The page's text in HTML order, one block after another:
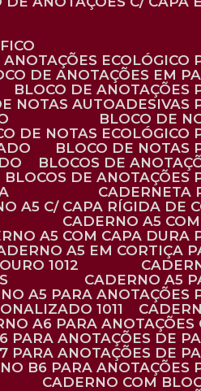
ANOTAÇÕES
DE ANOTAÇÕES EM
BLOCO DE
NOTAS
BLOCO DE
DE NOTAS
BLOCO DE
BLOCOS DE
BLOCOS DE
A5 C/ CAPA RÍGIDA DE
CADERNO A5
A5 COM CAPA DURA
A5 EM CORTIÇA
1012
CADERNO A5
A5 PARA ANOTAÇÕES
1011
A6 PARA
PARA ANOTAÇÕES DE
PARA ANOTAÇÕES DE
B6 PARA ANOTAÇÕES
CADERNO COM